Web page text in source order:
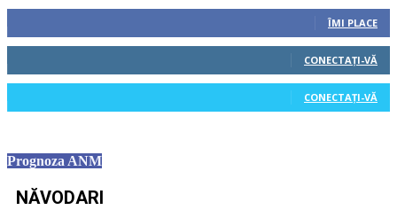
ÎMI PLACE
CONECTAȚI-VĂ
CONECTAȚI-VĂ
Prognoza ANM
NĂVODARI